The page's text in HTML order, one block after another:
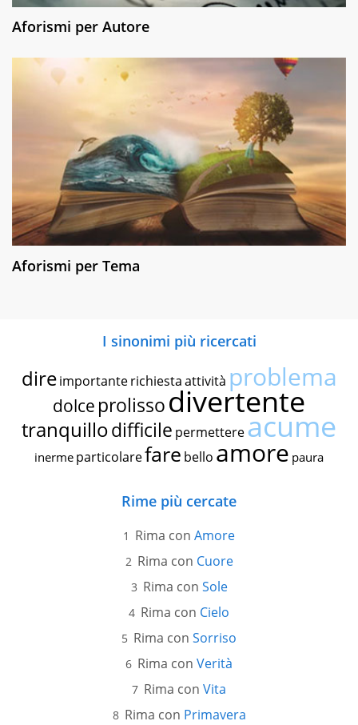
Aforismi per Autore
Aforismi per Tema
I sinonimi più ricercati
dire importante richiestaattività problema
dolce prolissodivertente
tranquillodifficile permettereacume
inerme particolarefare bello amore paura
Rime più cercate
Rima con Amore
Rima con Cuore
Rima con Sole
Rima con Cielo
Rima con Sorriso
Rima con Verità
Rima con Vita
Rima con Primavera